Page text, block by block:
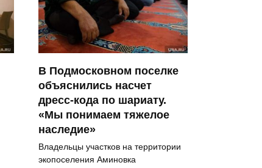
В Подмосковном поселке
объяснились насчет
дресс-кода по шариату.
«Мы понимаем тяжелое
наследие»
Владельцы участков на территории
экопоселения Аминовка